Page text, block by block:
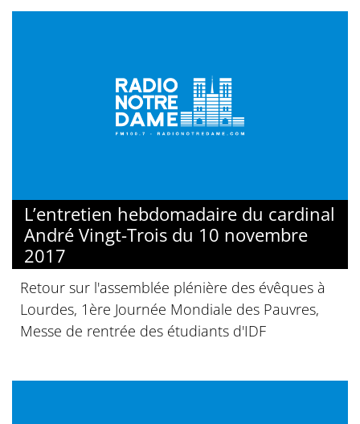
L’entretien hebdomadaire du cardinal
André Vingt-Trois du 10 novembre
2017
Retour sur l'assemblée plénière des évêques à
Lourdes, 1ère Journée Mondiale des Pauvres,
Messe de rentrée des étudiants d'IDF